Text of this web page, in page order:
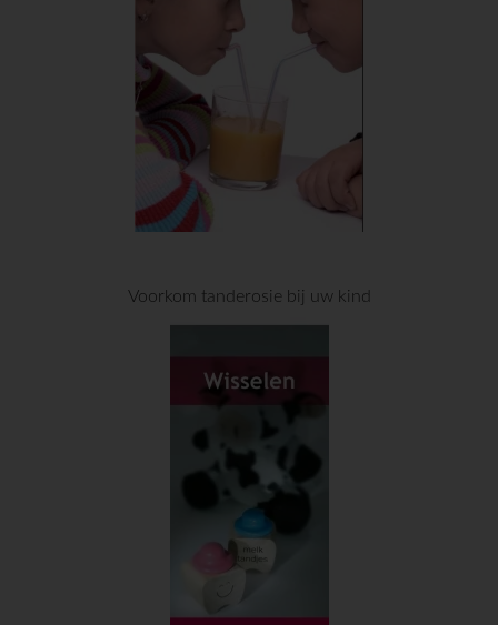
Voorkom tanderosie bij uw kind